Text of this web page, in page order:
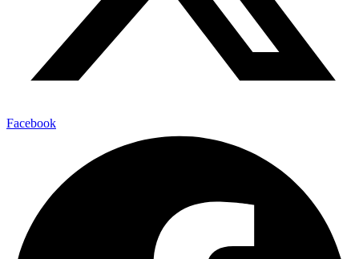
Facebook